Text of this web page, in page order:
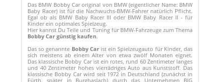
Das BMW Bobby Car original von BMW (eigentlicher Name: BMW
Baby Racer) ist für die Nachwuchs-BMW-Fahrer natürlich Pflicht.
Egal ob als BMW Baby Racer III oder BMW Baby Racer II - für
Kinder ein optimales Spielzeug.
Hier kannst Du Teile und Tuning für BMW-Fahrzeuge zum Thema
Bobby Car günstig kaufen.
Das so genannte Bobby Carist ein Spielzeugauto für Kinder, das
sich meistens ab einem Alter von etwa zwölf Monaten eignet.
Das klassische Bobby Car ist ein rotes, rund 60 Zentimeter langes
und 40 Zentimeter hohes vierrädriges Auto aus Kunststoff. Das
klassische Bobby Car wird seit 1972 in Deutschland (zunächst in
Fürth, später in Burghaslach) durch das Unternehmen BIG